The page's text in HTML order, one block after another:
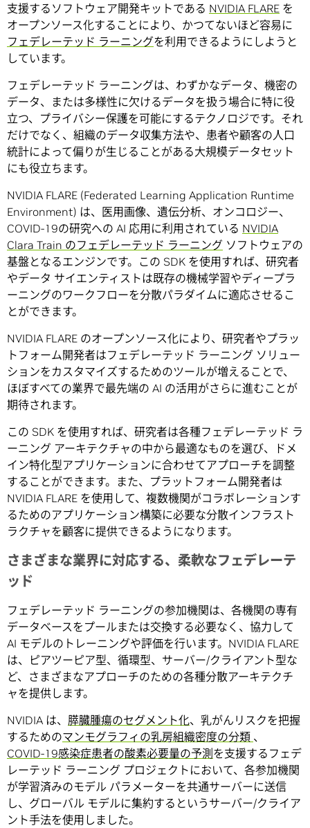
支援するソフトウェア開発キットである NVIDIA FLARE を
オープンソース化することにより、かつてないほど容易に
フェデレーテッド ラーニングを利用できるようにしようと
しています。
フェデレーテッド ラーニングは、わずかなデータ、機密の
データ、または多様性に欠けるデータを扱う場合に特に役
立つ、プライバシー保護を可能にするテクノロジです。それ
だけでなく、組織のデータ収集方法や、患者や顧客の人口
統計によって偏りが生じることがある大規模データセット
にも役立ちます。
NVIDIA FLARE (Federated Learning Application Runtime
Environment) は、医用画像、遺伝分析、オンコロジー、
COVID-19の研究への AI 応用に利用されている NVIDIA
Clara Train のフェデレーテッド ラーニング ソフトウェアの
基盤となるエンジンです。この SDK を使用すれば、研究者
やデータ サイエンティストは既存の機械学習やディープラ
ーニングのワークフローを分散パラダイムに適応させるこ
とができます。
NVIDIA FLARE のオープンソース化により、研究者やプラッ
トフォーム開発者はフェデレーテッド ラーニング ソリュー
ションをカスタマイズするためのツールが増えることで、
ほぼすべての業界で最先端の AI の活用がさらに進むことが
期待されます。
この SDK を使用すれば、研究者は各種フェデレーテッド ラ
ーニング アーキテクチャの中から最適なものを選び、ドメ
イン特化型アプリケーションに合わせてアプローチを調整
することができます。また、プラットフォーム開発者は
NVIDIA FLARE を使用して、複数機関がコラボレーションす
るためのアプリケーション構築に必要な分散インフラスト
ラクチャを顧客に提供できるようになります。
さまざまな業界に対応する、柔軟なフェデレーテ
ッド
フェデレーテッド ラーニングの参加機関は、各機関の専有
データベースをプールまたは交換する必要なく、協力して
AI モデルのトレーニングや評価を行います。NVIDIA FLARE
は、ピアツーピア型、循環型、サーバー/クライアント型な
ど、さまざまなアプローチのための各種分散アーキテクチ
ャを提供します。
NVIDIA は、 膵臓腫瘍のセグメント化、乳がんリスクを把握
するためのマンモグラフィの乳房組織密度の分類 、
COVID-19感染症患者の酸素必要量の予測 を支援するフェデ
レーテッド ラーニング プロジェクトにおいて、各参加機関
が学習済みのモデル パラメーターを共通サーバーに送信
し、グローバル モデルに集約するというサーバー/クライア
ント手法を使用しました。